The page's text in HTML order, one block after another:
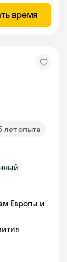
время
лет опыта
Европы и